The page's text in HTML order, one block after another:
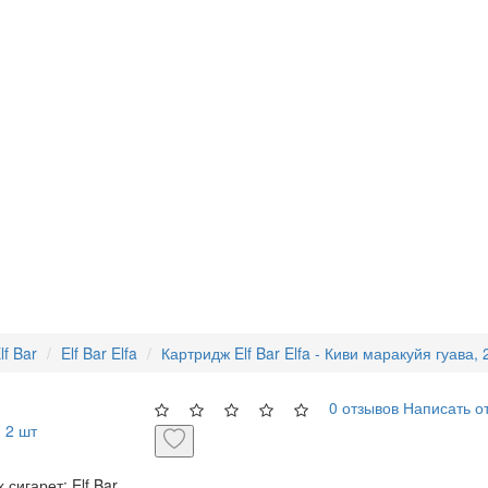
Bar Elf Bar Elfa Картридж Elf Bar Elfa - Киви маракуйя гуава,
0 отзывов Написать